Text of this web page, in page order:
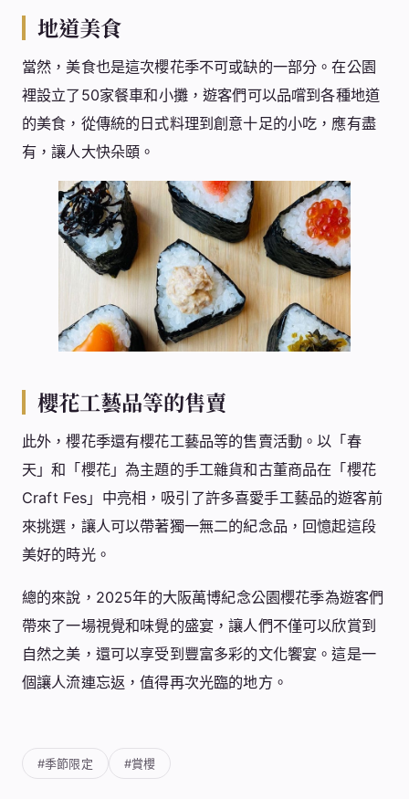
地道美食
當然，美食也是這次櫻花季不可或缺的一部分。在公園
裡設立了50家餐車和小攤，遊客們可以品嚐到各種地道
的美食，從傳統的日式料理到創意十足的小吃，應有盡
有，讓人大快朵頤。
櫻花工藝品等的售賣
此外，櫻花季還有櫻花工藝品等的售賣活動。以「春
天」和「櫻花」為主題的手工雜貨和古董商品在「櫻花
Craft Fes」中亮相，吸引了許多喜愛手工藝品的遊客前
來挑選，讓人可以帶著獨一無二的紀念品，回憶起這段
美好的時光。
總的來說，2025年的大阪萬博紀念公園櫻花季為遊客們
帶來了一場視覺和味覺的盛宴，讓人們不僅可以欣賞到
自然之美，還可以享受到豐富多彩的文化饗宴。這是一
個讓人流連忘返，值得再次光臨的地方。
#季節限定 #賞櫻